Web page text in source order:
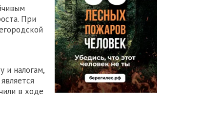
При
и налогам,
в ходе